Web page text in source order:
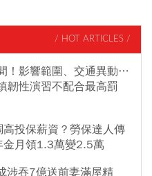
/ HOT ARTICLES /
！影響範圍、交通異動…
韌性演習不配合最高罰
投保薪資？勞保達人傳
金月領1.3萬變2.5萬
涉吞7億送前妻滿屋精